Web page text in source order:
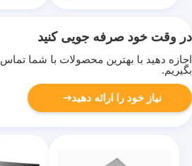
در وقت خود صرفه جویی کنید
اجازه دهید با بهترین محصولات با شما تماس
بگیریم.
نیاز خود را ارائه دهید